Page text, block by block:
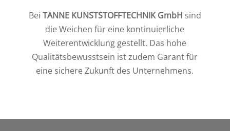
Bei TANNE KUNSTSTOFFTECHNIK GmbH sind
die Weichen für eine kontinuierliche
Weiterentwicklung gestellt. Das hohe
Qualitätsbewusstsein ist zudem Garant für
eine sichere Zukunft des Unternehmens.